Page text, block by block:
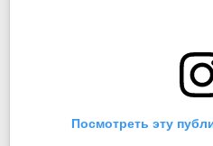
Посмотреть эту